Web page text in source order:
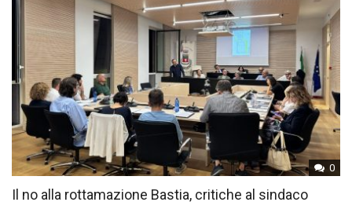
0
Il no alla rottamazione Bastia, critiche al sindaco